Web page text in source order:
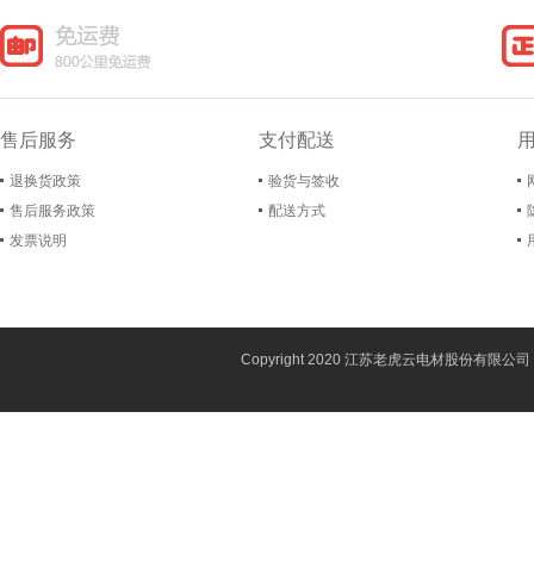
售后服务
退换货政策
售后服务政策
发票说明
支付配送
验货与签收
配送方式
Copyright 2020 江苏老虎云电材股份有限公